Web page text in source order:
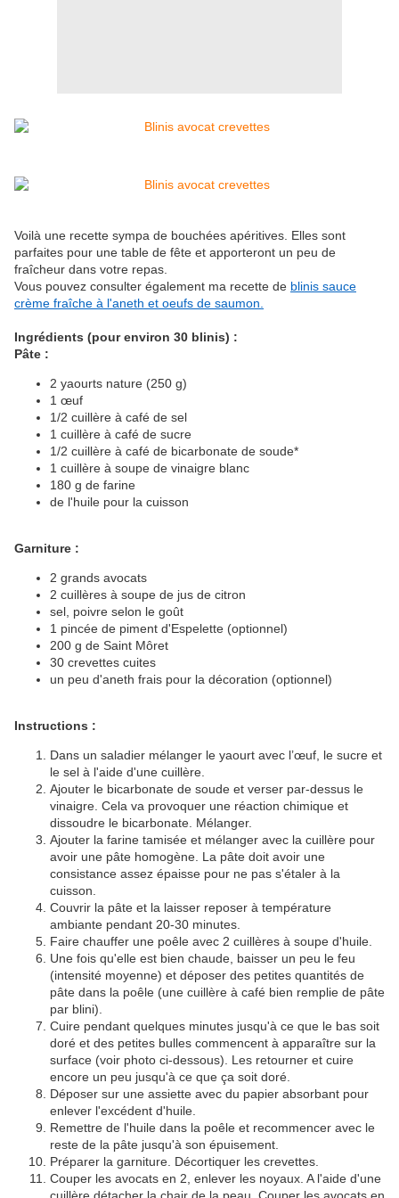
Voilà une recette sympa de bouchées apéritives. Elles sont
parfaites pour une table de fête et apporteront un peu de
fraîcheur dans votre repas.
Vous pouvez consulter également ma recette de blinis sauce
crème fraîche à l'aneth et oeufs de saumon.
Ingrédients (pour environ 30 blinis) :
Pâte :
2 yaourts nature (250 g)
1 œuf
1/2 cuillère à café de sel
1 cuillère à café de sucre
1/2 cuillère à café de bicarbonate de soude*
1 cuillère à soupe de vinaigre blanc
180 g de farine
de l'huile pour la cuisson
Garniture :
2 grands avocats
2 cuillères à soupe de jus de citron
sel, poivre selon le goût
1 pincée de piment d'Espelette (optionnel)
200 g de Saint Môret
30 crevettes cuites
un peu d'aneth frais pour la décoration (optionnel)
Instructions :
Dans un saladier mélanger le yaourt avec l’œuf, le sucre et
le sel à l'aide d'une cuillère.
Ajouter le bicarbonate de soude et verser par-dessus le
vinaigre. Cela va provoquer une réaction chimique et
dissoudre le bicarbonate. Mélanger.
Ajouter la farine tamisée et mélanger avec la cuillère pour
avoir une pâte homogène. La pâte doit avoir une
consistance assez épaisse pour ne pas s'étaler à la
cuisson.
Couvrir la pâte et la laisser reposer à température
ambiante pendant 20-30 minutes.
Faire chauffer une poêle avec 2 cuillères à soupe d'huile.
Une fois qu'elle est bien chaude, baisser un peu le feu
(intensité moyenne) et déposer des petites quantités de
pâte dans la poêle (une cuillère à café bien remplie de pâte
par blini).
Cuire pendant quelques minutes jusqu'à ce que le bas soit
doré et des petites bulles commencent à apparaître sur la
surface (voir photo ci-dessous). Les retourner et cuire
encore un peu jusqu'à ce que ça soit doré.
Déposer sur une assiette avec du papier absorbant pour
enlever l'excédent d'huile.
Remettre de l'huile dans la poêle et recommencer avec le
reste de la pâte jusqu'à son épuisement.
Préparer la garniture. Décortiquer les crevettes.
Couper les avocats en 2, enlever les noyaux. A l'aide d'une